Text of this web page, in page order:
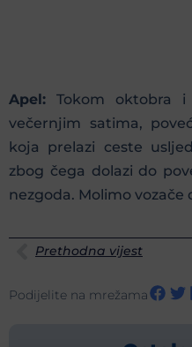
Apel: Tokom oktobra
večernjim satima,
koja prelazi ceste
zbog čega dolazi do
nezgoda. Molimo vozače
Prethodna vijest
Podijelite na mrežama